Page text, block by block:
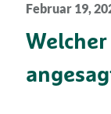
Februar 19,